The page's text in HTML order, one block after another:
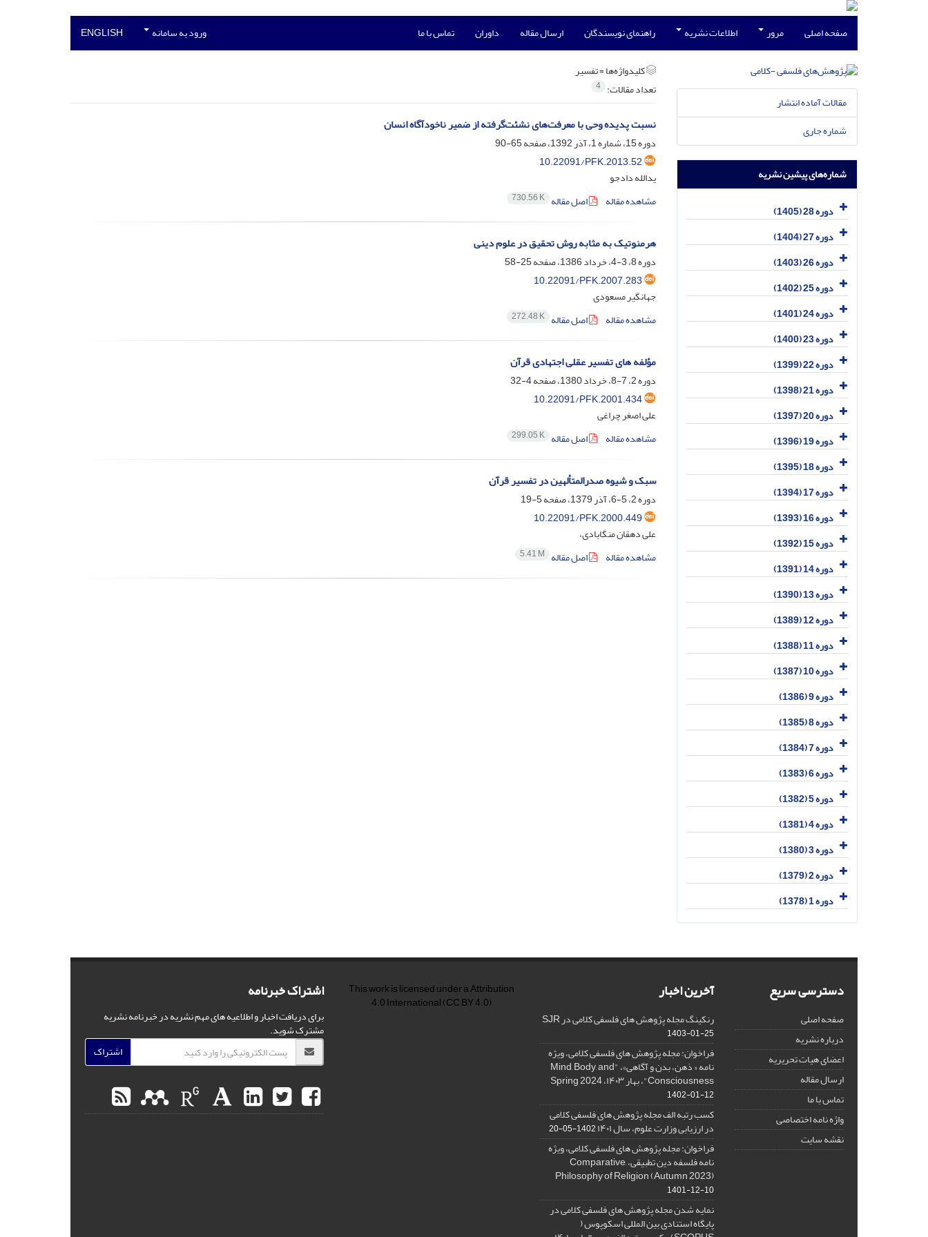
صفحه اصلی مرور اطلاعات نشریه راهنمای نویسندگان ارسال مقاله داوران تماس با ما ورود به سامانه ENGLISH
کلیدواژه‌ها =تفسیر
تعداد مقالات: 4
نسبت پدیده وحی با معرفت‌های نشئت‌گرفته از ضمیر ناخودآگاه انسان
دوره 15، شماره 1، آذر 1392، صفحه
65-90
10.22091/PFK.2013.52
یدالله دادجو
مشاهده مقاله
اصل مقاله 730.56 K
هرمنوتیک به مثابه روش تحقیق در علوم دینی
دوره 8، 3-4، خرداد 1386، صفحه
25-58
10.22091/PFK.2007.283
جهانگیر مسعودی
مشاهده مقاله
اصل مقاله 272.48 K
مؤلفه های تفسیر عقلی اجتهادی قرآن
دوره 2، 7-8، خرداد 1380، صفحه
4-32
10.22091/PFK.2001.434
علی اصغر چراغی
مشاهده مقاله
اصل مقاله 299.05 K
سبک و شیوه صدرالمتألهین در تفسیر قرآن
دوره 2، 5-6، آذر 1379، صفحه
5-19
10.22091/PFK.2000.449
علی دهقان منگابادی،
مشاهده مقاله
اصل مقاله 5.41 M
مقالات آماده انتشار
شماره جاری
شماره‌های پیشین نشریه
دوره 28 (1405)
دوره 27 (1404)
دوره 26 (1403)
دوره 25 (1402)
دوره 24 (1401)
دوره 23 (1400)
دوره 22 (1399)
دوره 21 (1398)
دوره 20 (1397)
دوره 19 (1396)
دوره 18 (1395)
دوره 17 (1394)
دوره 16 (1393)
دوره 15 (1392)
دوره 14 (1391)
دوره 13 (1390)
دوره 12 (1389)
دوره 11 (1388)
دوره 10 (1387)
دوره 9 (1386)
دوره 8 (1385)
دوره 7 (1384)
دوره 6 (1383)
دوره 5 (1382)
دوره 4 (1381)
دوره 3 (1380)
دوره 2 (1379)
دوره 1 (1378)
دسترسی سریع
صفحه اصلی
درباره نشریه
اعضای هیات تحریریه
ارسال مقاله
تماس با ما
واژه نامه اختصاصی
نقشه سایت
آخرین اخبار
رنکینگ مجله پژوهش های فلسفی کلامی در SJR
1403-01-25
فراخوان: مجله پژوهش های فلسفی کلامی، ویژه
نامه « ذهن، بدن و آگاهی»، "Mind, Body, and
Consciousness"، بهار ۱۴۰۳، Spring 2024
1402-01-12
کسب رتبه الف مجله پژوهش های فلسفی کلامی
در ارزیابی وزارت علوم، سال ۱۴۰۱ 1402-05-20
فراخوان: مجله پژوهش های فلسفی کلامی، ویژه
نامه فلسفه دین تطبیقی، ,Comparative
Philosophy of Religion (Autumn 2023)
1401-12-10
نمایه شدن مجله پژوهش های فلسفی کلامی در
پایگاه استنادی بین المللی اسکوپوس (
This work is licensed under aAttribution
4.0 International(CC BY 4.0) اشتراک خبرنامه
برای دریافت اخبار و اطلاعیه های مهم نشریه در خبرنامه نشریه
مشترک شوید.
اشتراک